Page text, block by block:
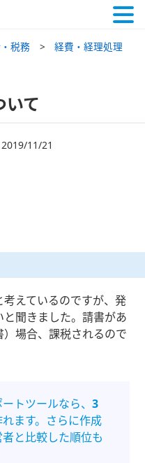
税務
経費・経理処理
いて
11/21
えているのですが、発
聞きました。請書があ
場合、課税されるので
トツールなら、3
れます。さらに作成
と比較した順位も